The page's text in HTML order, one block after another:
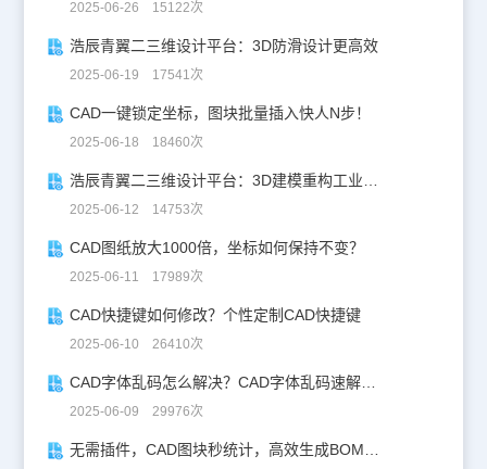
2025-06-26 15122次
浩辰青翼二三维设计平台：3D防滑设计更高效
2025-06-19 17541次
CAD一键锁定坐标，图块批量插入快人N步！
2025-06-18 18460次
浩辰青翼二三维设计平台：3D建模重构工业美学
2025-06-12 14753次
CAD图纸放大1000倍，坐标如何保持不变？
2025-06-11 17989次
CAD快捷键如何修改？个性定制CAD快捷键
2025-06-10 26410次
CAD字体乱码怎么解决？CAD字体乱码速解指南
2025-06-09 29976次
无需插件，CAD图块秒统计，高效生成BOM表！